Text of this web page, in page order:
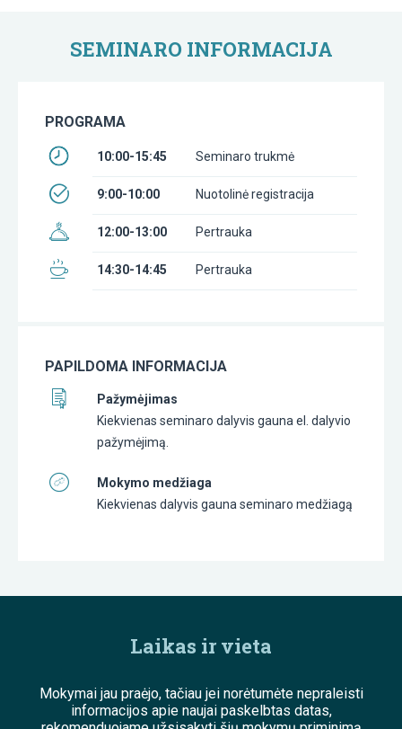
SEMINARO INFORMACIJA
PROGRAMA
10:00-15:45 Seminaro trukmė
9:00-10:00 Nuotolinė registracija
12:00-13:00 Pertrauka
14:30-14:45 Pertrauka
PAPILDOMA INFORMACIJA
Pažymėjimas
Kiekvienas seminaro dalyvis gauna el. dalyvio
pažymėjimą.
Mokymo medžiaga
Kiekvienas dalyvis gauna seminaro medžiagą
Laikas ir vieta
Mokymai jau praėjo, tačiau jei norėtumėte nepraleisti
informacijos apie naujai paskelbtas datas,